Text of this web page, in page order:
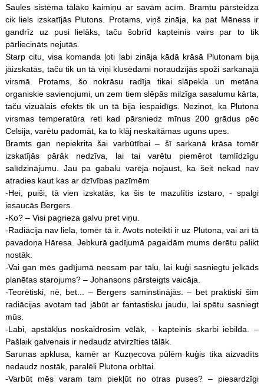
Saules sistēma tālāko kaimiņu ar savām acīm. Bramtu pārsteidza
cik liels izskatījās Plutons. Protams, viņš zināja, ka pat Mēness ir
gandrīz uz pusi lielāks, taču šobrīd kapteinis vairs par to tik
pārliecināts nejutās.
Starp citu, visa komanda ļoti labi zināja kādā krāsā Plutonam bija
jāizskatās, taču tik un tā viņi klusēdami noraudzījās spoži sarkanajā
virsmā. Protams, šo nokrāsu radīja tikai slāpekļa un metāna
organiskie savienojumi, un zem tiem slēpās milzīga sasalumu kārta,
taču vizuālais efekts tik un tā bija iespaidīgs. Nezinot, ka Plutona
virsmas temperatūra reti kad pārsniedz mīnus 200 grādus pēc
Celsija, varētu padomāt, ka to klāj neskaitāmas uguns upes.
Bramts gan nepiekrita šai varbūtībai – šī sarkanā krāsa tomēr
izskatījās pārāk nedzīva, lai tai varētu piemērot tamlīdzīgu
salīdzinājumu. Jau pa gabalu varēja nojaust, ka šeit nekad nav
atradies kaut kas ar dzīvības pazīmēm
-Hei, puiši, tā vien izskatās, ka šis te mazulītis izstaro, - spalgi
iesaucās Bergers.
-Ko? – Visi pagrieza galvu pret viņu.
-Radiācija nav liela, tomēr tā ir. Avots noteikti ir uz Plutona, vai arī tā
pavadoņa Hāresa. Jebkurā gadījumā pagaidām mums derētu palikt
nostāk.
-Vai gan mēs gadījumā neesam par tālu, lai kuģi sasniegtu jelkāds
planētas starojums? – Johansons pārsteigts vaicāja.
-Teorētiski, nē, bet... – Bergers saminstinājās. – bet praktiski šim
radiācijas avotam tad jābūt ar fantastisku jaudu, lai spētu sasniegt
mūs.
-Labi, apstākļus noskaidrosim vēlāk, - kapteinis skarbi iebilda. –
Pašlaik galvenais ir nedaudz atvirzīties tālāk.
Sarunas apklusa, kamēr ar Kuzņecova pūlēm kuģis tika aizvadīts
nedaudz nostāk, paralēli Plutona orbītai.
-Varbūt mēs varam tam piekļūt no otras puses? – piesardzīgi